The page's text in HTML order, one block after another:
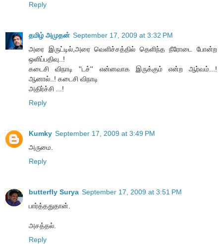
Reply
தமிழ் அமுதன் September 17, 2009 at 3:32 PM
அரை இருட்டில்,அரை வெளிச்சத்தில் தெளிந்த நீரோடை போன்ற
ஒளிப்பதிவு..!
கடைசி விநாடி ''டச்'' என்னவாக இருக்கும் என்ற ஆர்வம்...!
ஆனால்..! கடைசி விநாடி
அதிர்ச்சி ...!
Reply
Kumky September 17, 2009 at 3:49 PM
அருமை.
Reply
butterfly Surya September 17, 2009 at 3:51 PM
பார்த்ததுதான்.
அசத்தல்.
Reply